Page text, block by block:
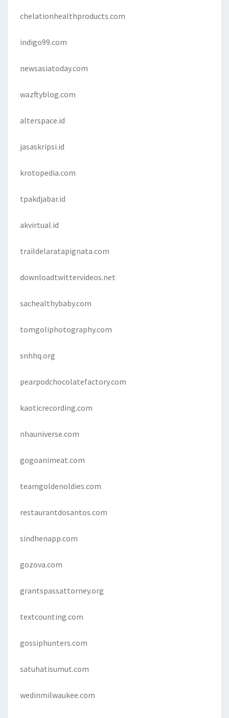
chelationhealthproducts.com
indigo99.com
newsasiatoday.com
wazftyblog.com
alterspace.id
jasaskripsi.id
krotopedia.com
tpakdjabar.id
akvirtual.id
traildelaratapignata.com
downloadtwittervideos.net
sachealthybaby.com
tomgoliphotography.com
snhhq.org
pearpodchocolatefactory.com
kaoticrecording.com
nhauniverse.com
gogoanimeat.com
teamgoldenoldies.com
restaurantdosantos.com
sindhenapp.com
gozova.com
grantspassattorney.org
textcounting.com
gossiphunters.com
satuhatisumut.com
wedinmilwaukee.com